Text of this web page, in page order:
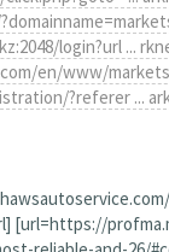
login?url ...
en/www/
?referer ...
[url=https://